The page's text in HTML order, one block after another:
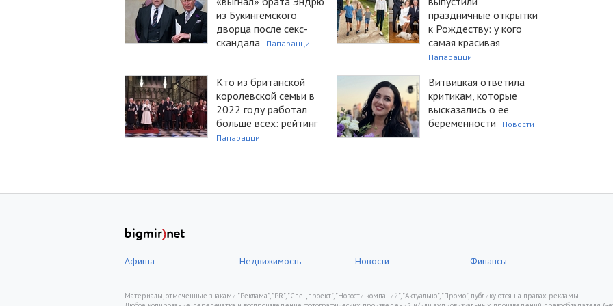
из Букингемского
дворца после секс-
скандала
Папарацци
праздничные открытки
к Рождеству: у кого
самая красивая
Папарацци
Кто из британской
королевской семьи в
2022 году работал
больше всех: рейтинг
Папарацци
Витвицкая ответила
критикам, которые
высказались о ее
беременности
Новости
Афиша Недвижимость Новости Финансы
Материалы, отмеченные знаками "Реклама", "PR", "Спецпроект", "Новости компаний", "Актуально", "Промо", публикуются на правах рекламы.